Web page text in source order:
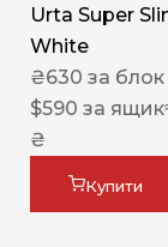
Urta Super
White
₴630 за блок
$590 за ящик
₴
Купити